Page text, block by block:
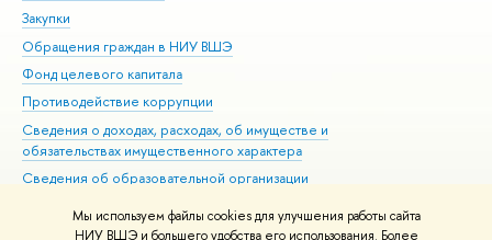
Мы используем файлы cookies для улучшения работы сайта
НИУ ВШЭ и большего удобства его использования. Более
Закупки
Обращения граждан в НИУ ВШЭ
Фонд целевого капитала
Противодействие коррупции
Сведения о доходах, расходах, об имуществе и
обязательствах имущественного характера
Сведения об образовательной организации
Людям с ограниченными возможностями здоровья
Единая платежная страница